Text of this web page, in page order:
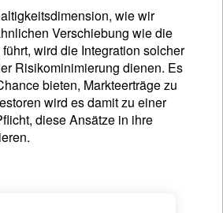
wie wir
Verschiebung wie die
wird die Integration solcher
Risikominimierung dienen. Es
bieten, Markteerträge zu
wird es damit zu einer
diese Ansätze in ihre